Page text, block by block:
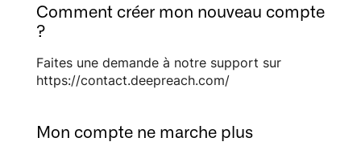
Comment créer mon nouveau compte
?
Faites une demande à notre support sur
https://contact.deepreach.com/
Mon compte ne marche plus